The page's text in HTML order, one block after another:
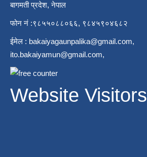
बागमती प्रदेश, नेपाल
फोन नं :९८५५०८८०६६, ९८४५९०४६८२
ईमेल : bakaiyagaunpalika@gmail.com,
ito.bakaiyamun@gmail.com,
Website Visitors